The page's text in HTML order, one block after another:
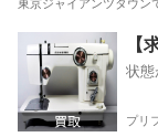
東京ジャイアンツタウン
東京 稲城市 京
ハンドメイド
【
状態
プリ